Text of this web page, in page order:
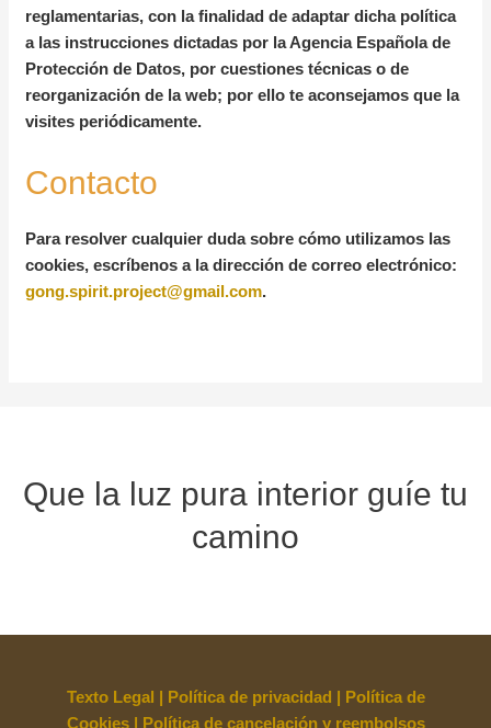
reglamentarias, con la finalidad de adaptar dicha política
a las instrucciones dictadas por la Agencia Española de
Protección de Datos, por cuestiones técnicas o de
reorganización de la web; por ello te aconsejamos que la
visites periódicamente.
Contacto
Para resolver cualquier duda sobre cómo utilizamos las
cookies, escríbenos a la dirección de correo electrónico:
gong.spirit.project@gmail.com.
Que la luz pura interior guíe tu
camino
Texto Legal | Política de privacidad | Política de
Cookies| Política de cancelación y reembolsos